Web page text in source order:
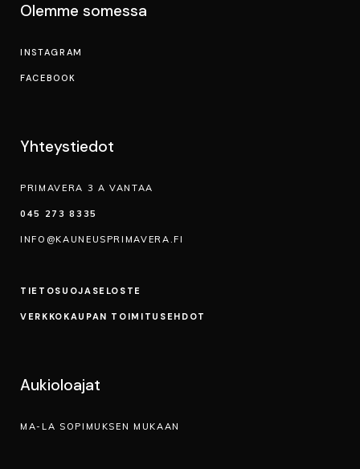
Olemme somessa
INSTAGRAM
FACEBOOK
Yhteystiedot
PRIMAVERA 3 A VANTAA
045 273 8335
INFO@KAUNEUSPRIMAVERA.FI
TIETOSUOJA­SELOSTE
VERKKOKAUPAN TOIMITUSEHDOT
Aukioloajat
MA-LA SOPIMUKSEN MUKAAN